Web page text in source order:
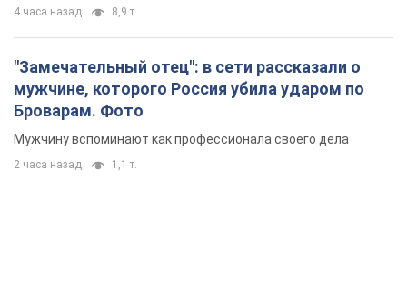
4 часа назад 8,9 т.
"Замечательный отец": в сети рассказали о
мужчине, которого Россия убила ударом по
Броварам. Фото
Мужчину вспоминают как профессионала своего дела
2 часа назад 1,1 т.